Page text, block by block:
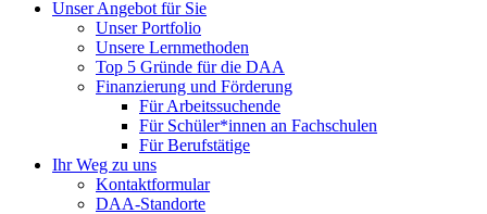
Unser Angebot für Sie
Unser Portfolio
Unsere Lernmethoden
Top 5 Gründe für die DAA
Finanzierung und Förderung
Für Arbeitssuchende
Für Schüler*innen an Fachschulen
Für Berufstätige
Ihr Weg zu uns
Kontaktformular
DAA-Standorte